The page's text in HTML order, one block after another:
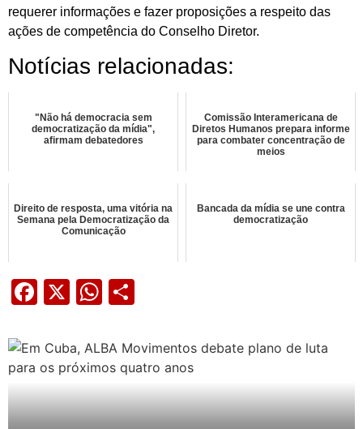
requerer informações e fazer proposições a respeito das
ações de competência do Conselho Diretor.
Notícias relacionadas:
"Não há democracia sem
democratização da mídia",
afirmam debatedores
Comissão Interamericana de
Diretos Humanos prepara informe
para combater concentração de
meios
Direito de resposta, uma vitória na
Semana pela Democratização da
Comunicação
Bancada da mídia se une contra
democratização
Facebook
X WhatsApp